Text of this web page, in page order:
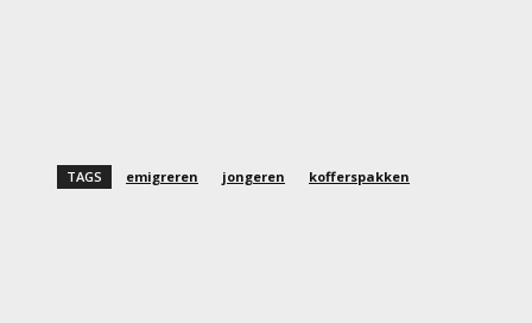
TAGS emigreren jongeren kofferspakken